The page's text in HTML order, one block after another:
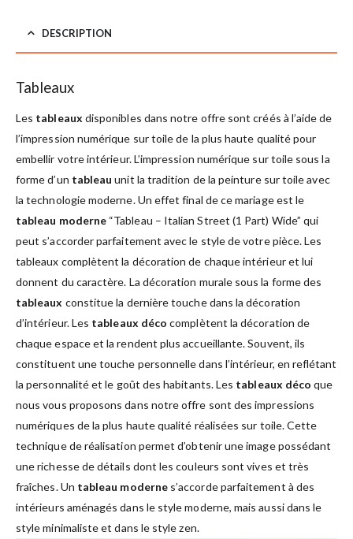
DESCRIPTION
Tableaux
Les tableaux disponibles dans notre offre sont créés à l’aide de
l’impression numérique sur toile de la plus haute qualité pour
embellir votre intérieur. L’impression numérique sur toile sous la
forme d’un tableau unit la tradition de la peinture sur toile avec
la technologie moderne. Un effet final de ce mariage est le
tableau moderne “Tableau – Italian Street (1 Part) Wide” qui
peut s’accorder parfaitement avec le style de votre pièce. Les
tableaux complètent la décoration de chaque intérieur et lui
donnent du caractère. La décoration murale sous la forme des
tableaux constitue la dernière touche dans la décoration
d’intérieur. Les tableaux déco complètent la décoration de
chaque espace et la rendent plus accueillante. Souvent, ils
constituent une touche personnelle dans l’intérieur, en reflétant
la personnalité et le goût des habitants. Les tableaux déco que
nous vous proposons dans notre offre sont des impressions
numériques de la plus haute qualité réalisées sur toile. Cette
technique de réalisation permet d’obtenir une image possédant
une richesse de détails dont les couleurs sont vives et très
fraîches. Un tableau modernes’accorde parfaitement à des
intérieurs aménagés dans le style moderne, mais aussi dans le
style minimaliste et dans le style zen.